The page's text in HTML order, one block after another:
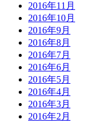
2016年11月
2016年10月
2016年9月
2016年8月
2016年7月
2016年6月
2016年5月
2016年4月
2016年3月
2016年2月